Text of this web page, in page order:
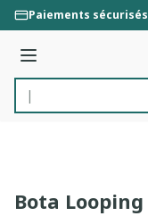
Aller au contenu
Paiements sécurisés
Menu
Rechercher
Bota